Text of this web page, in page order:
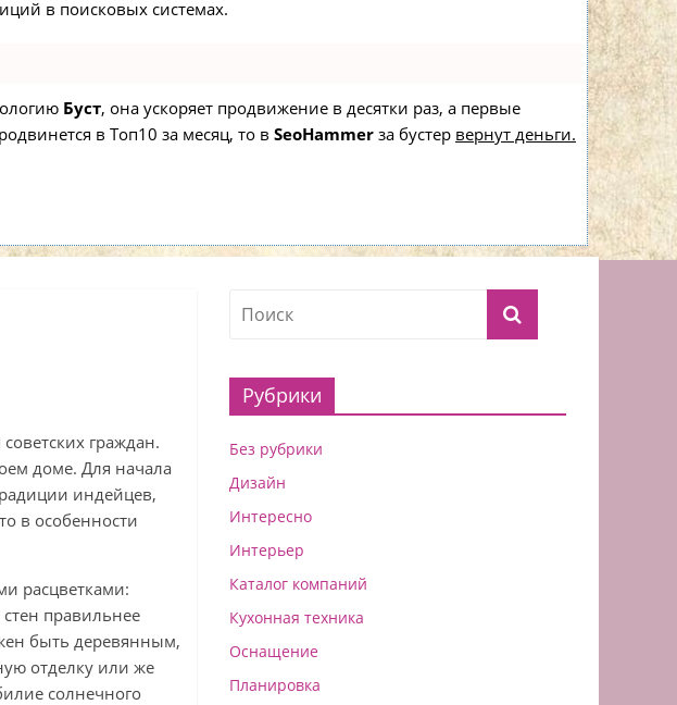
в поисковых системах.
Буст, она ускоряет продвижение в десятки раз, а первые
в Топ10 за месяц, то в SeoHammer за бустер вернут деньги.
граждан.
доме. Для начала
индейцев,
в особенности
расцветками:
правильнее
быть деревянным,
отделку или же
солнечного
Рубрики
Без рубрики
Дизайн
Интересно
Интерьер
Каталог компаний
Кухонная техника
Оснащение
Планировка